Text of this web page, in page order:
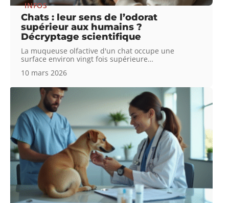
INFOS
Chats : leur sens de l’odorat
supérieur aux humains ?
Décryptage scientifique
La muqueuse olfactive d'un chat occupe une
surface environ vingt fois supérieure…
10 mars 2026